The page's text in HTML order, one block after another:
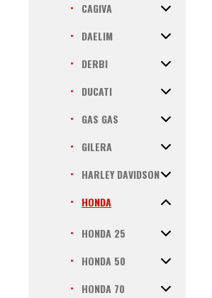
CAGIVA
DAELIM
DERBI
DUCATI
GAS GAS
GILERA
HARLEY DAVIDSON
HONDA
HONDA 25
HONDA 50
HONDA 70